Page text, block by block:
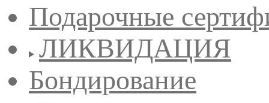
Подарочные
ЛИКВИДАЦИЯ
Бондирование